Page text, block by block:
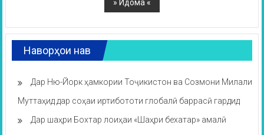
Наворҳои нав
Дар Ню-Йорк ҳамкории Тоҷикистон ва Созмони Милали
Муттаҳид дар соҳаи иртибототи глобалӣ баррасӣ гардид
Дар шаҳри Бохтар лоиҳаи «Шаҳри бехатар» амалӣ